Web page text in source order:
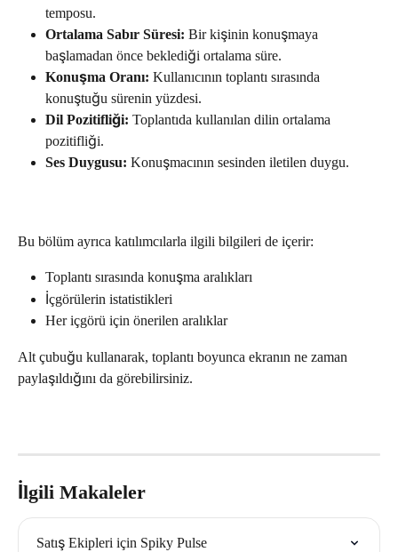
temposu.
Ortalama Sabır Süresi: Bir kişinin konuşmaya
başlamadan önce beklediği ortalama süre.
Konuşma Oranı: Kullanıcının toplantı sırasında
konuştuğu sürenin yüzdesi.
Dil Pozitifliği: Toplantıda kullanılan dilin ortalama
pozitifliği.
Ses Duygusu: Konuşmacının sesinden iletilen duygu.
Bu bölüm ayrıca katılımcılarla ilgili bilgileri de içerir:
Toplantı sırasında konuşma aralıkları
İçgörülerin istatistikleri
Her içgörü için önerilen aralıklar
Alt çubuğu kullanarak, toplantı boyunca ekranın ne zaman
paylaşıldığını da görebilirsiniz.
İlgili Makaleler
Satış Ekipleri için Spiky Pulse